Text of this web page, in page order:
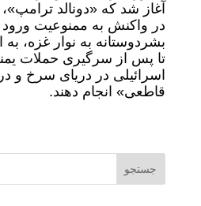
آغاز شد که «دونالد
در واکنش به ممنوعیت
بشردوستانه به نوار غزه، به
تا پس از سرگیری حملات
اسرائیلی در دریای سرخ و
قاطعی» انجام دهند.
جستجو